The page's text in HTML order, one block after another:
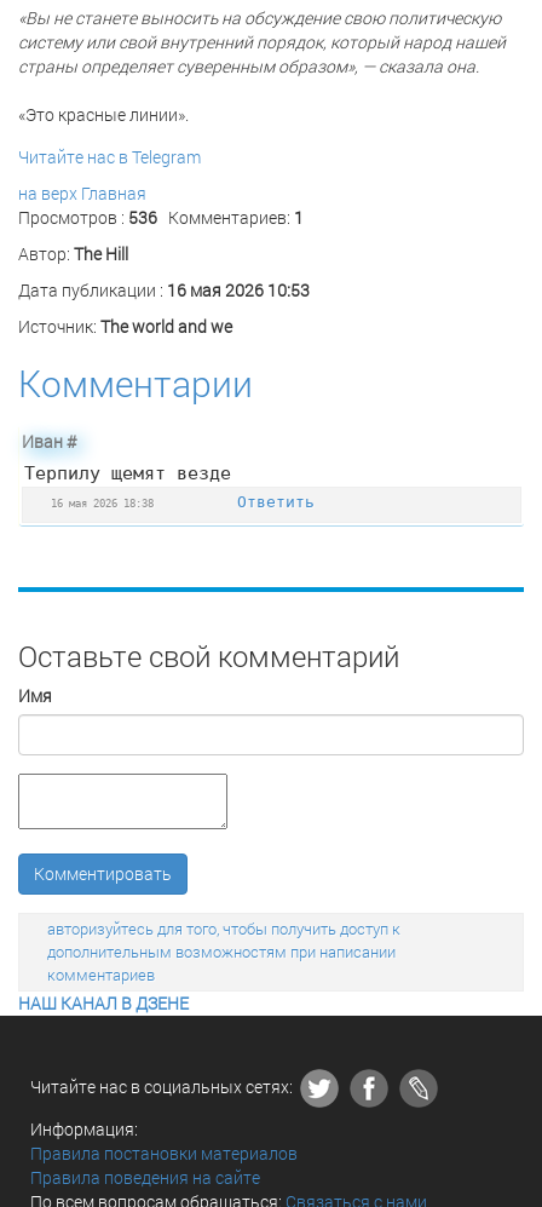
«Вы не станете выносить на обсуждение свою политическую
систему или свой внутренний порядок, который народ нашей
страны определяет суверенным образом», — сказала она.
«Это красные линии».
Читайте нас в Telegram
на верх Главная
Просмотров : 536 Комментариев: 1
Автор: The Hill
Дата публикации : 16 мая 2026 10:53
Источник: The world and we
Комментарии
Иван#
Терпилу щемят везде
16 мая 2026 18:38 Ответить
Оставьте свой комментарий
Имя
Комментировать
авторизуйтесь для того, чтобы получить доступ к
дополнительным возможностям при написании
комментариев
НАШ КАНАЛ В ДЗЕНЕ
Читайте нас в социальных сетях:
Информация:
Правила постановки материалов
Правила поведения на сайте
По всем вопросам обращаться: Связаться с нами